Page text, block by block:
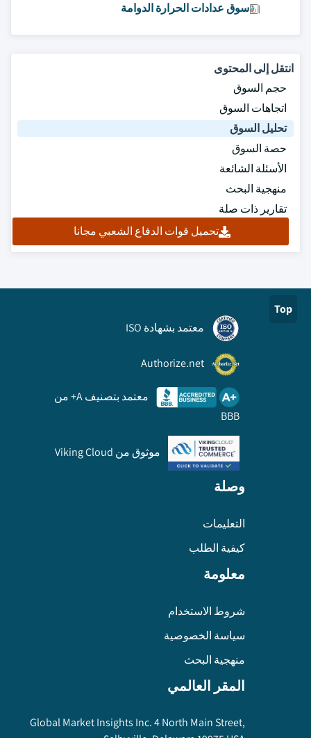
سوق عدادات الحرارة الدوامة
انتقل إلى المحتوى
حجم السوق
اتجاهات السوق
تحليل السوق
حصة السوق
الأسئلة الشائعة
منهجية البحث
تقارير ذات صلة
تحميل قوات الدفاع الشعبي مجانا
Top
معتمد بشهادة ISO
Authorize.net
معتمد بتصنيف A+ من
BBB
موثوق من Viking Cloud
وصلة
التعليمات
كيفية الطلب
معلومة
شروط الاستخدام
سياسة الخصوصية
منهجية البحث
المقر العالمي
Global Market Insights Inc. 4 North Main Street,